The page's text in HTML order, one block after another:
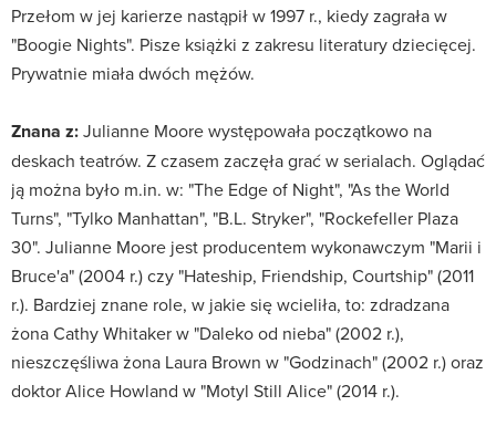
Przełom w jej karierze nastąpił w 1997 r., kiedy zagrała w
"Boogie Nights". Pisze książki z zakresu literatury dziecięcej.
Prywatnie miała dwóch mężów.
Znana z:Julianne Moore występowała początkowo na
deskach teatrów. Z czasem zaczęła grać w serialach. Oglądać
ją można było m.in. w: "The Edge of Night", "As the World
Turns", "Tylko Manhattan", "B.L. Stryker", "Rockefeller Plaza
30". Julianne Moore jest producentem wykonawczym "Marii i
Bruce'a" (2004 r.) czy "Hateship, Friendship, Courtship" (2011
r.). Bardziej znane role, w jakie się wcieliła, to: zdradzana
żona Cathy Whitaker w "Daleko od nieba" (2002 r.),
nieszczęśliwa żona Laura Brown w "Godzinach" (2002 r.) oraz
doktor Alice Howland w "Motyl Still Alice" (2014 r.).